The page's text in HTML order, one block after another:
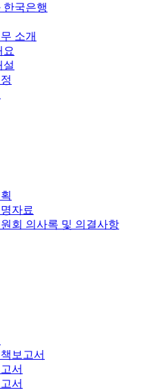
한국은행
소개
요
설
자료
회 의사록 및 의결사항
보고서
서
서